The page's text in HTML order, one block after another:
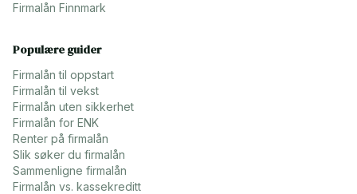
Firmalån Finnmark
Populære guider
Firmalån til oppstart
Firmalån til vekst
Firmalån uten sikkerhet
Firmalån for ENK
Renter på firmalån
Slik søker du firmalån
Sammenligne firmalån
Firmalån vs. kassekreditt